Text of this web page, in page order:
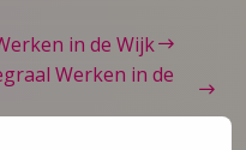
in de Wijk
Werken in de